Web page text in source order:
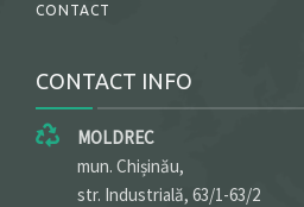
CONTACT
CONTACT INFO
MOLDREC
mun. Chișinău,
str. Industrială, 63/1-63/2